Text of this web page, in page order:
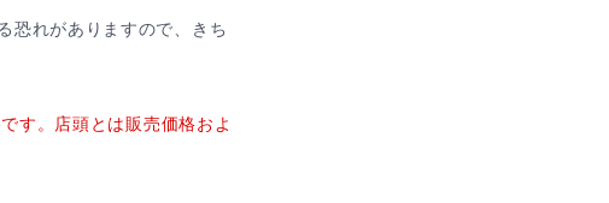
恐れがありますので、きち
す。店頭とは販売価格およ